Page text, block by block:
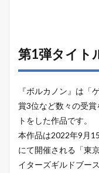
第1弾タイト
『ボルカノン』は「
賞3位など数々の受
トをした作品です。
本作品は2022年9月
にて開催される「東
イターズギルドブー